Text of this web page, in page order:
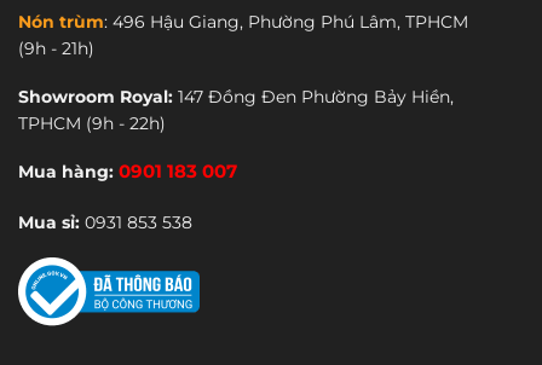
Nón trùm: 496 Hậu Giang, Phường Phú Lâm, TPHCM
(9h - 21h)
Showroom Royal: 147 Đồng Đen Phường Bảy Hiền,
TPHCM (9h - 22h)
Mua hàng: 0901 183 007
Mua sỉ: 0931 853 538